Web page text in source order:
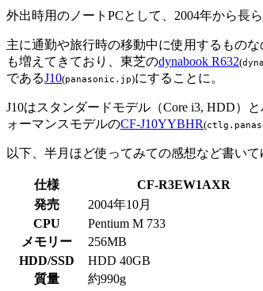
外出時用のノートPCとして、2004年から長ら
主に通勤や旅行時の移動中に使用するもの
も増えてきており、東芝のdynabook R632(
であるJ10(panasonic.jp)にすることに。
J10はスタンダードモデル（Core i3, HDD）
ォーマンスモデルのCF-J10YYBHR(
以下、半月ほど使ってみての感想など書い
仕様 CF-R3EW1AXR
発売
2004年10月
CPU
Pentium M 733
メモリー
256MB
HDD/SSD
HDD 40GB
質量
約990g